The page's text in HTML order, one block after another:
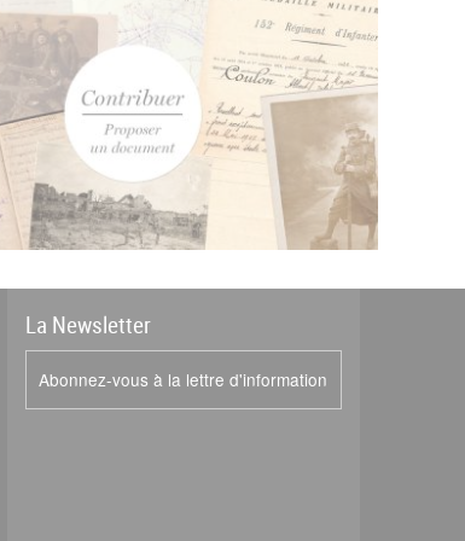
La Newsletter
Abonnez-vous à la lettre d'information